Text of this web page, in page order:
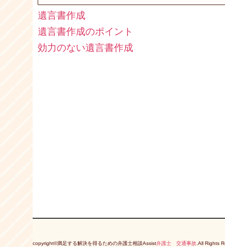
遺言書作成
遺言書作成のポイント
効力のない遺言書作成
copyright©満足する解決を得るための弁護士相談Assist弁護士 交通事故 .All Rights